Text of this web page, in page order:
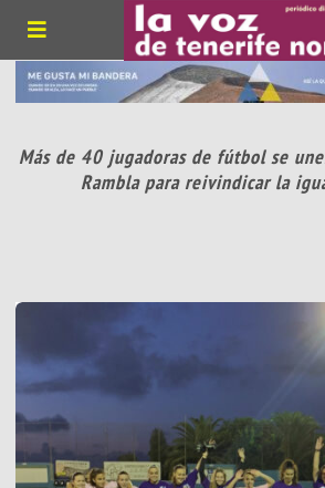
Más de 40 jugadoras de fútbol se
Rambla para reivindicar la